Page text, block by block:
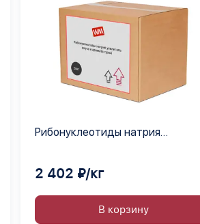
Рибонуклеотиды натрия
2 402 ₽/кг
В корзину